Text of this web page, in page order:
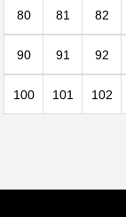
80 81 82
90 91 92
100 101 102